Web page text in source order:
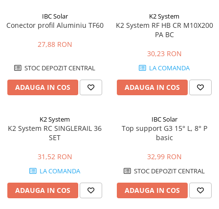
IBC Solar
Conector profil Aluminiu TF60
27,88 RON
STOC DEPOZIT CENTRAL
ADAUGA IN COS
K2 System
K2 System RF HB CR M10X200
PA BC
30,23 RON
LA COMANDA
ADAUGA IN COS
K2 System
K2 System RC SINGLERAIL 36
SET
31,52 RON
LA COMANDA
ADAUGA IN COS
IBC Solar
Top support G3 15° L, 8° P
basic
32,99 RON
STOC DEPOZIT CENTRAL
ADAUGA IN COS